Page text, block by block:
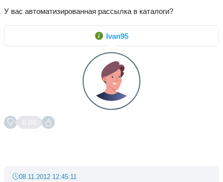
У вас автоматизированная рассылка в каталоги?
Ivan95
0.00
08.11.2012 12:45:11